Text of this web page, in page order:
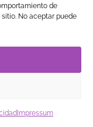
de
No aceptar puede
Impressum
COOKIES
NOSOTROS